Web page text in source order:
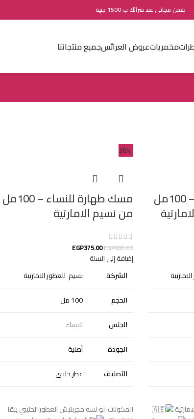
شحن مجانى عند شرائك ب 1500 جنية
مخمرياتعروض العرائسجميع منتجاتنا
مسك فانيليا للنساء – 100مل
-38%
مسك طهارة للنساء – 100مل
من نسيم الامارتية
EGP600.00
EGP375.00
إضافة إلى السلة
الشركة
نسيم للعطور الامارتية
الحجم
100 مل
الجنس
للنساء
الجودة
أصلية
التصنيف
عطر حليبي
المكونات: لو لسه مجربتيش العطور الحليبي يبقا